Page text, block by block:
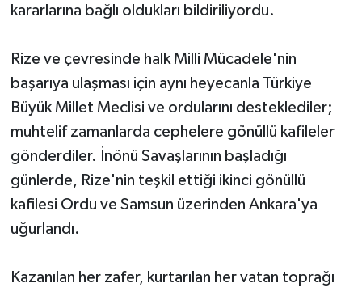
kararlarına bağlı oldukları bildiriliyordu.
Rize ve çevresinde halk Milli Mücadele'nin
başarıya ulaşması için aynı heyecanla Türkiye
Büyük Millet Meclisi ve ordularını desteklediler;
muhtelif zamanlarda cephelere gönüllü kafileler
gönderdiler. İnönü Savaşlarının başladığı
günlerde, Rize'nin teşkil ettiği ikinci gönüllü
kafilesi Ordu ve Samsun üzerinden Ankara'ya
uğurlandı.
Kazanılan her zafer, kurtarılan her vatan toprağı